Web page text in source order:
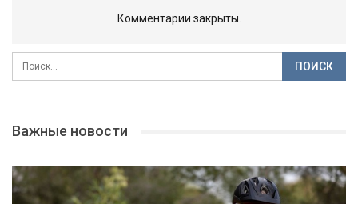
Комментарии закрыты.
Важные новости